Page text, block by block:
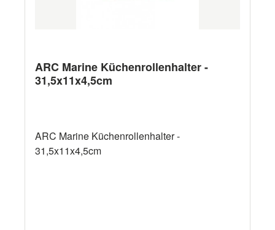
ARC Marine Küchenrollenhalter -
31,5x11x4,5cm
ARC Marine Küchenrollenhalter -
31,5x11x4,5cm